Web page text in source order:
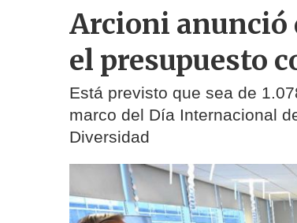
Arcioni anunció
el presupuesto
Está previsto que sea de
marco del Día Internacional
Diversidad